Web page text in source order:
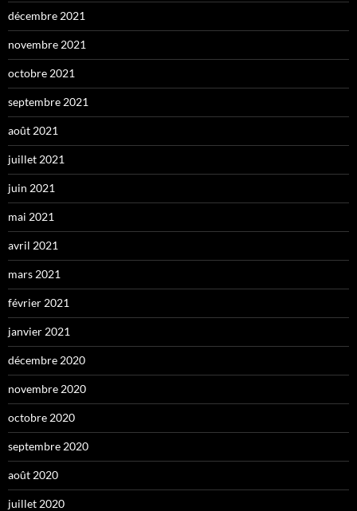
décembre 2021
novembre 2021
octobre 2021
septembre 2021
août 2021
juillet 2021
juin 2021
mai 2021
avril 2021
mars 2021
février 2021
janvier 2021
décembre 2020
novembre 2020
octobre 2020
septembre 2020
août 2020
juillet 2020